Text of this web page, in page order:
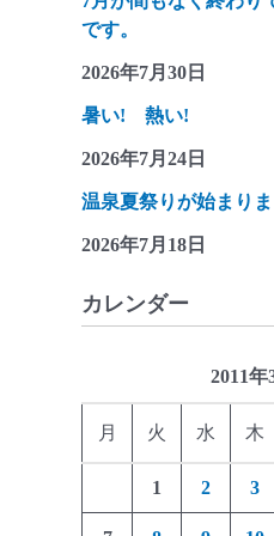
です。
2026年7月30日
暑い! 熱い!
2026年7月24日
温泉夏祭りが始まりま
2026年7月18日
カレンダー
2011年
月 火 水 木
1 2 3